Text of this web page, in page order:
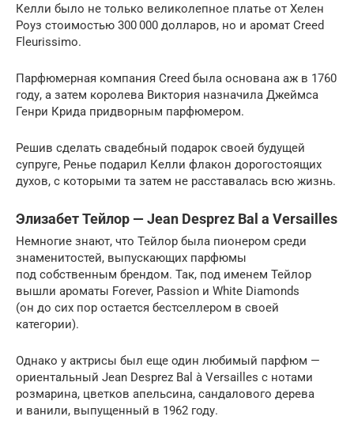
Келли было не только великолепное платье от Хелен
Роуз стоимостью 300 000 долларов, но и аромат Creed
Fleurissimo.
Парфюмерная компания Creed была основана аж в 1760
году, а затем королева Виктория назначила Джеймса
Генри Крида придворным парфюмером.
Решив сделать свадебный подарок своей будущей
супруге, Ренье подарил Келли флакон дорогостоящих
духов, с которыми та затем не расставалась всю жизнь.
Элизабет Тейлор — Jean Desprez Bal a Versailles
Немногие знают, что Тейлор была пионером среди
знаменитостей, выпускающих парфюмы
под собственным брендом. Так, под именем Тейлор
вышли ароматы Forever, Passion и White Diamonds
(он до сих пор остается бестселлером в своей
категории).
Однако у актрисы был еще один любимый парфюм —
ориентальный Jean Desprez Bal à Versailles с нотами
розмарина, цветков апельсина, сандалового дерева
и ванили, выпущенный в 1962 году.